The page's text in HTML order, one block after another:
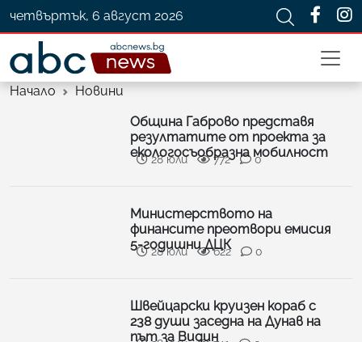
четвъртък, 6 август 2026
Начало
Новини
Община Габрово представя
резултатите от проекта за
екологосъобразна мобилност
28 юли 772 0
Министерството на
финансите преотвори емисия
5-годишни ДЦК
28 юли 622 0
Швейцарски круизен кораб с
238 души заседна на Дунав на
път за Видин